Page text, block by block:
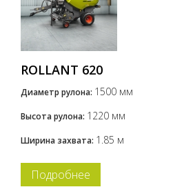
ROLLANT 620
Диаметр рулона: 1500 мм
Высота рулона: 1220 мм
Ширина захвата: 1.85 м
Подробнее